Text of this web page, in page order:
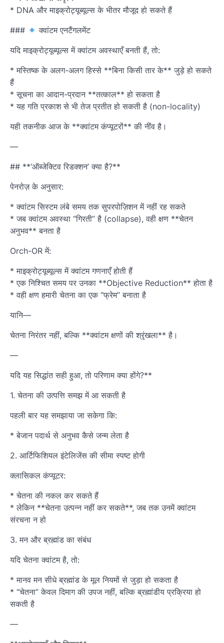
* DNA और माइक्रोट्यूब्यूल्स के भीतर मौजूद हो सकते हैं
###
क्वांटम एनटैंगलमेंट
यदि माइक्रोट्यूब्यूल्स में क्वांटम अवस्थाएँ बनती हैं, तो:
* मस्तिष्क के अलग-अलग हिस्से **बिना किसी तार के** जुड़े हो सकते
हैं
* सूचना का आदान-प्रदान **तत्काल** हो सकता है
* यह गति प्रकाश से भी तेज प्रतीत हो सकती है (non-locality)
यही तकनीक आज के **क्वांटम कंप्यूटरों** की नींव है।
—
## **‘ऑब्जेक्टिव रिडक्शन’ क्या है?**
पेनरोज़ के अनुसार:
* क्वांटम सिस्टम लंबे समय तक सुपरपोज़िशन में नहीं रह सकते
* जब क्वांटम अवस्था “गिरती” है (collapse), वही क्षण **चेतन
अनुभव** बनता है
Orch-OR में:
* माइक्रोट्यूब्यूल्स में क्वांटम गणनाएँ होती हैं
* एक निश्चित समय पर उनका **Objective Reduction** होता है
* वही क्षण हमारी चेतना का एक “फ्रेम” बनाता है
यानि—
चेतना निरंतर नहीं, बल्कि **क्वांटम क्षणों की श्रृंखला** है।
—
यदि यह सिद्धांत सही हुआ, तो परिणाम क्या होंगे?**
1. चेतना की उत्पत्ति समझ में आ सकती है
पहली बार यह समझाया जा सकेगा कि:
* बेजान पदार्थ से अनुभव कैसे जन्म लेता है
2. आर्टिफिशियल इंटेलिजेंस की सीमा स्पष्ट होगी
क्लासिकल कंप्यूटर:
* चेतना की नकल कर सकते हैं
* लेकिन **चेतना उत्पन्न नहीं कर सकते**, जब तक उनमें क्वांटम
संरचना न हो
3. मन और ब्रह्मांड का संबंध
यदि चेतना क्वांटम है, तो:
* मानव मन सीधे ब्रह्मांड के मूल नियमों से जुड़ा हो सकता है
* “चेतना” केवल दिमाग की उपज नहीं, बल्कि ब्रह्मांडीय प्रक्रिया हो
सकती है
—